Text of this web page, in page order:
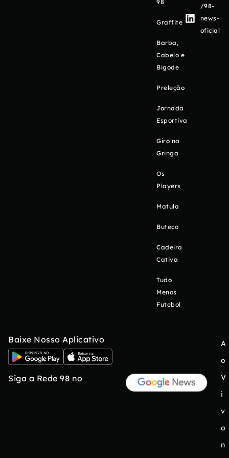
98
Graffite
Barba,
Cabelo e
Bigode
Preleção
Jornada
Esportiva
Giro na
Gringa
Os
Players
Matula
Buteco
Cadeira
Cativa
Tudo
Menos
Futebol
/98-
news-
oficial
Baixe Nosso Aplicativo
Siga a Rede 98 no
A
o
V
i
v
o
n